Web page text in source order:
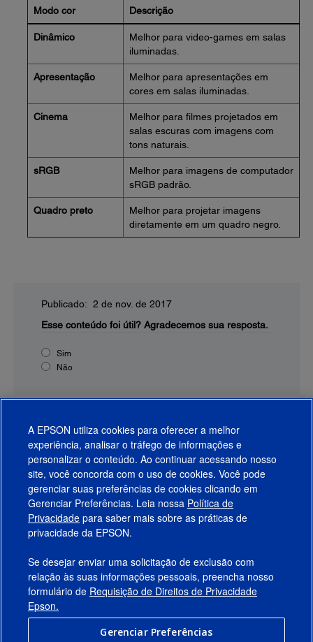
Modo cor Descrição
Dinâmico
Melhor para video-games em salas
iluminadas.
Apresentação
Melhor para apresentações em
cores em salas iluminadas.
Cinema
Melhor para filmes projetados em
salas escuras com imagens com
tons naturais.
sRGB
Melhor para imagens de computador
sRGB padrão.
Quadro preto
Melhor para projetar imagens
diretamente em um quadro negro.
Publicado: 2 de nov. de 2017
Esse conteúdo foi útil? Agradecemos sua resposta.
Sim
Não
Produtos
Suporte
Links Sugeridos
Empresa
Conecte-se com a Epson
A EPSON utiliza cookies para oferecer a melhor
experiência, analisar o tráfego de informações e
personalizar o conteúdo. Ao continuar acessando nosso
site, você concorda com o uso de cookies. Você pode
gerenciar suas preferências de cookies clicando em
Gerenciar Preferências. Leia nossa Política de
Privacidade para saber mais sobre as práticas de
privacidade da EPSON.
Se desejar enviar uma solicitação de exclusão com
relação às suas informações pessoais, preencha nosso
formulário de Requisição de Direitos de Privacidade
Epson.
Gerenciar Preferências